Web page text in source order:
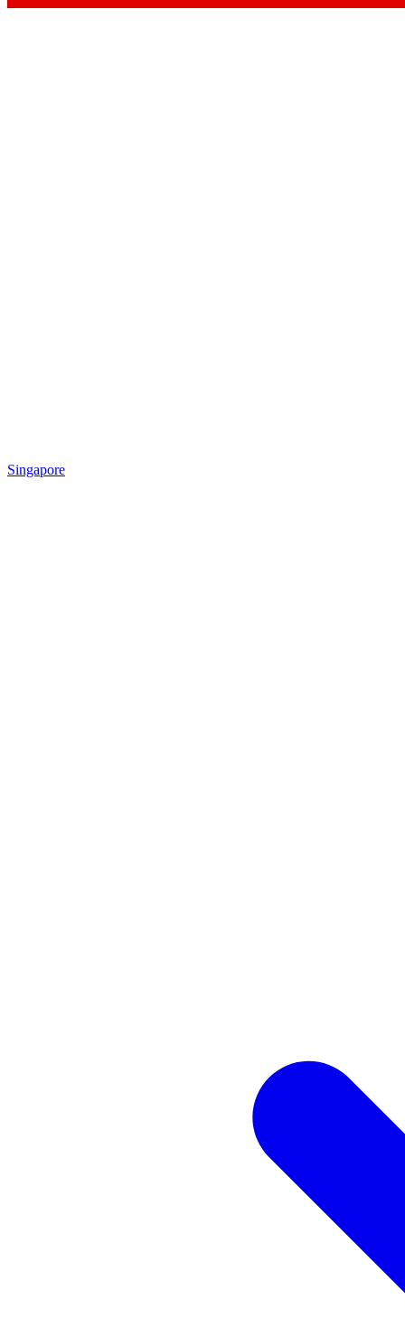
Singapore